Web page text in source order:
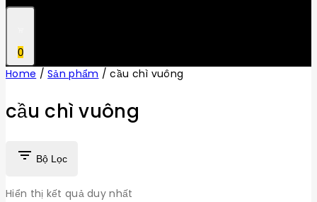
0
Home / Sản phẩm / cầu chì vuông
cầu chì vuông
Bộ Lọc
Hiển thị kết quả duy nhất